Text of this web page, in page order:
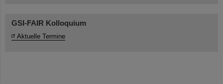
GSI-FAIR Kolloquium
Aktuelle Termine